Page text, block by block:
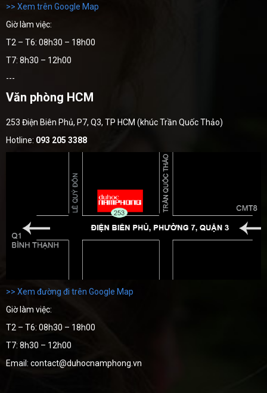
>> Xem trên Google Map
Giờ làm việc:
T2 – T6: 08h30 – 18h00
T7: 8h30 – 12h00
---
Văn phòng HCM
253 Điện Biên Phủ, P7, Q3, TP HCM (khúc Trần Quốc Thảo)
Hotline: 093 205 3388
>> Xem đường đi trên Google Map
Giờ làm việc:
T2 – T6: 08h30 – 18h00
T7: 8h30 – 12h00
Email: contact@duhocnamphong.vn